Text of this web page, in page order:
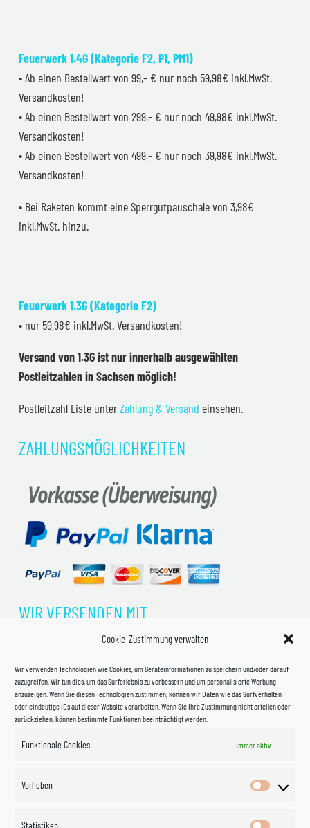
Cookie-Zustimmung verwalten
Wir verwenden Technologien wie Cookies, um Geräteinformationen zu speichern und/oder darauf
zuzugreifen. Wir tun dies, um das Surferlebnis zu verbessern und um personalisierte Werbung
anzuzeigen. Wenn Sie diesen Technologien zustimmen, können wir Daten wie das Surfverhalten
oder eindeutige IDs auf dieser Website verarbeiten. Wenn Sie Ihre Zustimmung nicht erteilen oder
zurückziehen, können bestimmte Funktionen beeinträchtigt werden.
Funktionale Cookies Immer aktiv
Vorlieben
Vorlieben
Statistiken
Feuerwerk 1.4G (Kategorie F2, P1, PM1)
• Ab einen Bestellwert von 99,- € nur noch 59,98€ inkl.MwSt.
Versandkosten!
• Ab einen Bestellwert von 299,- € nur noch 49,98€ inkl.MwSt.
Versandkosten!
• Ab einen Bestellwert von 499,- € nur noch 39,98€ inkl.MwSt.
Versandkosten!
• Bei Raketen kommt eine Sperrgutpauschale von 3,98€
inkl.MwSt. hinzu.
Feuerwerk 1.3G (Kategorie F2)
• nur 59,98€ inkl.MwSt. Versandkosten!
Versand von 1.3G ist nur innerhalb ausgewählten
Postleitzahlen in Sachsen möglich!
Postleitzahl Liste unterZahlung & Versand einsehen.
ZAHLUNGSMÖGLICHKEITEN
WIR VERSENDEN MIT